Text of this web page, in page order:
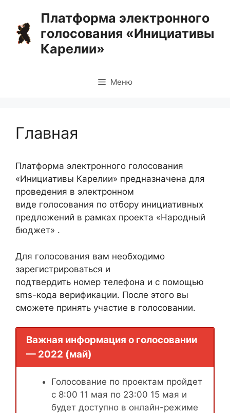
содержимому
Платформа электронного
голосования «Инициативы
Карелии»
Меню
Главная
Платформа электронного голосования
«Инициативы Карелии» предназначена для
проведения в электронном
виде голосования по отбору инициативных
предложений в рамках проекта «Народный
бюджет» .
Для голосования вам необходимо
зарегистрироваться и
подтвердить номер телефона и с помощью
sms-кода верификации. После этого вы
сможете принять участие в голосовании.
Важная информация о голосовании
— 2022 (май)
Голосование по проектам пройдет
с 8:00 11 мая по 23:00 15 мая и
будет доступно в онлайн-режиме